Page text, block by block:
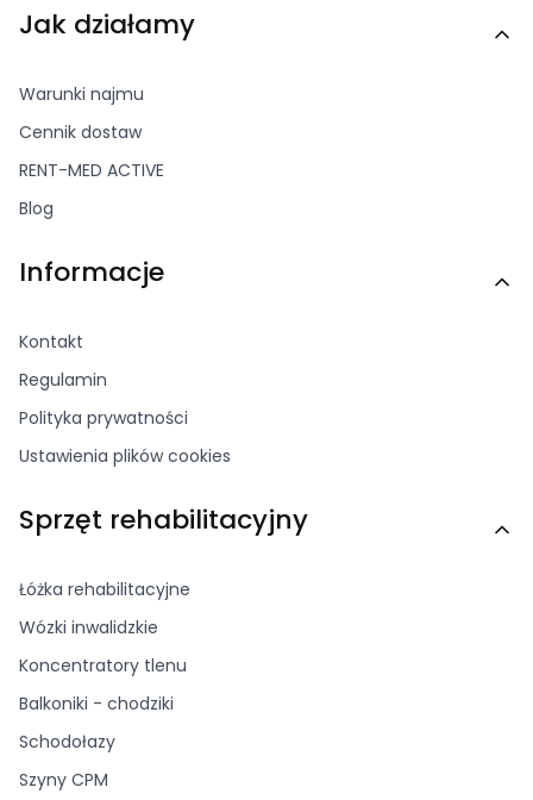
Linki w stopce
Jak działamy
Warunki najmu
Cennik dostaw
RENT-MED ACTIVE
Blog
Informacje
Kontakt
Regulamin
Polityka prywatności
Ustawienia plików cookies
Sprzęt rehabilitacyjny
Łóżka rehabilitacyjne
Wózki inwalidzkie
Koncentratory tlenu
Balkoniki - chodziki
Schodołazy
Szyny CPM